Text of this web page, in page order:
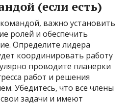
(если есть)
важно установить
ролей и обеспечить
Определите лидера
координировать работу
проводите планерки
работ и решения
Убедитесь, что все члены
задачи и имеют